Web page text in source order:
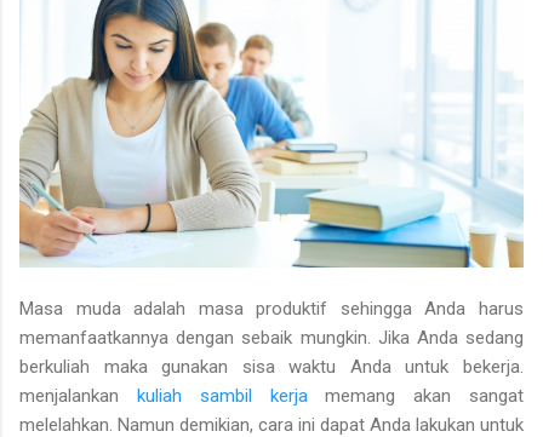
Masa muda adalah masa produktif sehingga Anda harus
memanfaatkannya dengan sebaik mungkin. Jika Anda sedang
berkuliah maka gunakan sisa waktu Anda untuk bekerja.
menjalankan kuliah sambil kerjamemang akan sangat
melelahkan. Namun demikian, cara ini dapat Anda lakukan untuk